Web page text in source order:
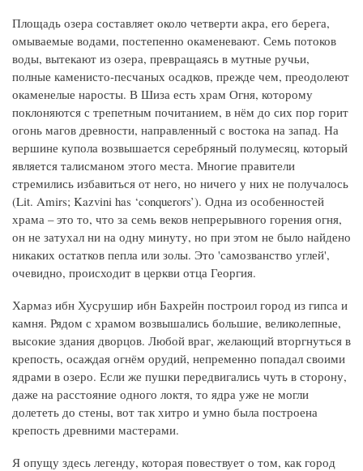
Площадь озера составляет около четверти акра, его берега,
омываемые водами, постепенно окаменевают. Семь потоков
воды, вытекают из озера, превращаясь в мутные ручьи,
полные каменисто-песчаных осадков, прежде чем, преодолеют
окаменелые наросты. В Шиза есть храм Огня, которому
поклоняются с трепетным почитанием, в нём до сих пор горит
огонь магов древности, направленный с востока на запад. На
вершине купола возвышается серебряный полумесяц, который
является талисманом этого места. Многие правители
стремились избавиться от него, но ничего у них не получалось
(Lit. Amirs; Kazvini has ‘conquerors’). Одна из особенностей
храма – это то, что за семь веков непрерывного горения огня,
он не затухал ни на одну минуту, но при этом не было найдено
никаких остатков пепла или золы. Это 'самозванство углей',
очевидно, происходит в церкви отца Георгия.
Хармаз ибн Хусрушир ибн Бахрейн построил город из гипса и
камня. Рядом с храмом возвышались большие, великолепные,
высокие здания дворцов. Любой враг, желающий вторгнуться в
крепость, осаждая огнём орудий, непременно попадал своими
ядрами в озеро. Если же пушки передвигались чуть в сторону,
даже на расстояние одного локтя, то ядра уже не могли
долететь до стены, вот так хитро и умно была построена
крепость древними мастерами.
Я опущу здесь легенду, которая повествует о том, как город